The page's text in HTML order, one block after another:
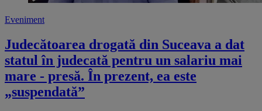
Eveniment
Judecătoarea drogată din Suceava a dat
statul în judecată pentru un salariu mai
mare - presă. În prezent, ea este
„suspendată”